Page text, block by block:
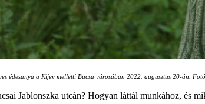
édesanya a Kijev melletti Bucsa városában 2022. augusztus 20-án.
Jablonszka utcán? Hogyan láttál munkához, és